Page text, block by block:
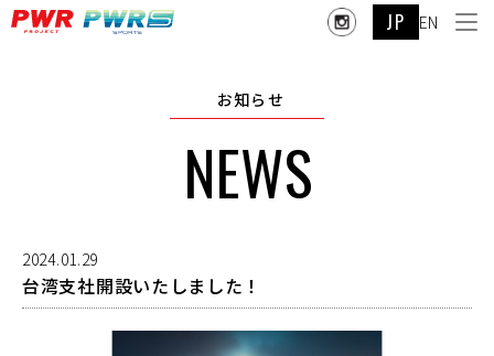
EN
JP
お知らせ
NEWS
2024.01.29
台湾支社開設いたしました！